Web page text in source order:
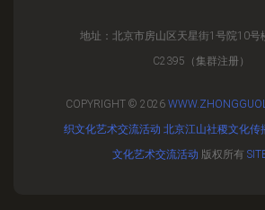
地址：北京市房山区天星街1号院10号
C2395（集群注册）
COPYRIGHT © 2026
织文化艺术交流活动 北京江山社稷文化传
文化艺术交流活动 版权所有